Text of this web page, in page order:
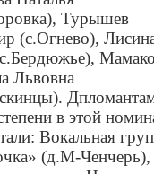
Турышев
(с.Огнево),
Львовна
в этой
Вокальная
(д.М-Ченчерь),